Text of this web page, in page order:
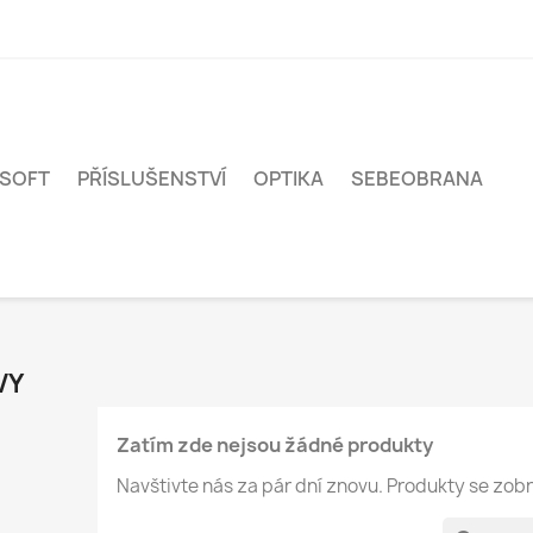
PŘÍSLUŠENSTVÍ OPTIKA SEBEOBRANA
Zatím zde nejsou žádné produkty
Navštivte nás za pár dní znovu. Produkty se